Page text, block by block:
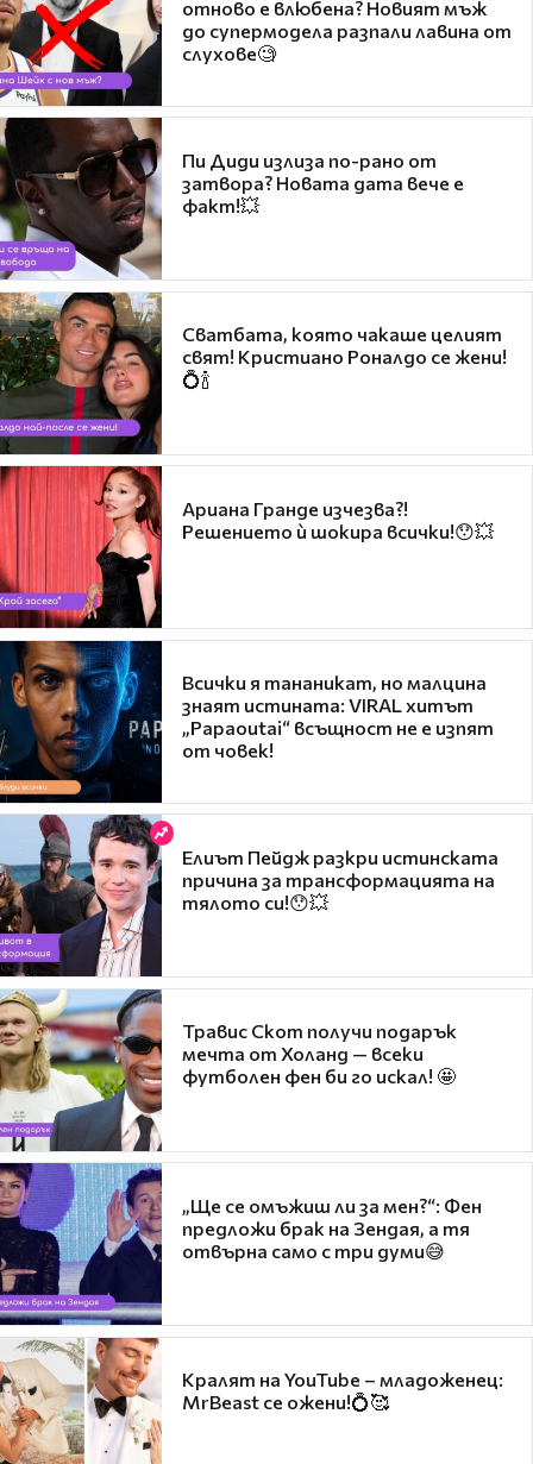
отново е влюбена? Новият мъж
до супермодела разпали лавина от
слухове🧐
Пи Диди излиза по-рано от
затвора? Новата дата вече е
факт!💥
Сватбата, която чакаше целият
свят! Кристиано Роналдо се жени!
💍🍾
Ариана Гранде изчезва?!
Решението ѝ шокира всички!😯💥
Всички я тананикат, но малцина
знаят истината: VIRAL хитът
„Papaoutai“ всъщност не е изпят
от човек!
Елиът Пейдж разкри истинската
причина за трансформацията на
тялото си!😯💥
Травис Скот получи подарък
мечта от Холанд — всеки
футболен фен би го искал! 🤩
„Ще се омъжиш ли за мен?“: Фен
предложи брак на Зендая, а тя
отвърна само с три думи😅
Кралят на YouTube – младоженец:
MrBeast се ожени!💍🥰